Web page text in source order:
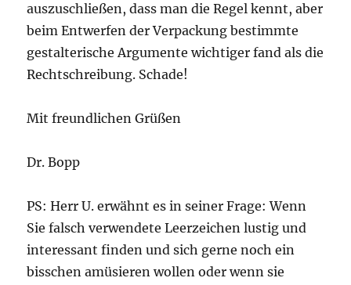
auszuschließen, dass man die Regel kennt, aber
beim Entwerfen der Verpackung bestimmte
gestalterische Argumente wichtiger fand als die
Rechtschreibung. Schade!
Mit freundlichen Grüßen
Dr. Bopp
PS: Herr U. erwähnt es in seiner Frage: Wenn
Sie falsch verwendete Leerzeichen lustig und
interessant finden und sich gerne noch ein
bisschen amüsieren wollen oder wenn sie